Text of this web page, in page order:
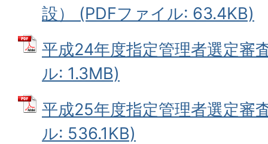
設） (PDFファイル: 63.4KB)
平成24年度指定管理者選定審
ル: 1.3MB)
平成25年度指定管理者選定審
ル: 536.1KB)